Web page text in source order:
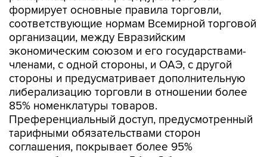
организации, между Евразийским
экономическим союзом и его государствами-
членами, с одной стороны, и ОАЭ, с другой
стороны и предусматривает дополнительную
либерализацию торговли в отношении более
85% номенклатуры товаров.
Преференциальный доступ, предусмотренный
тарифными обязательствами сторон
соглашения, покрывает более 95%
товарооборота между РФ и Объединенными
Арабскими Эмиратами.